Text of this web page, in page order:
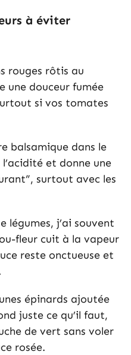
à éviter
rouges rôtis au
une douceur fumée
si vos tomates
balsamique dans le
et donne une
surtout avec les
légumes, j’ai souvent
fleur cuit à la vapeur
reste onctueuse et
épinards ajoutée
juste ce qu’il faut,
de vert sans voler
rosée.